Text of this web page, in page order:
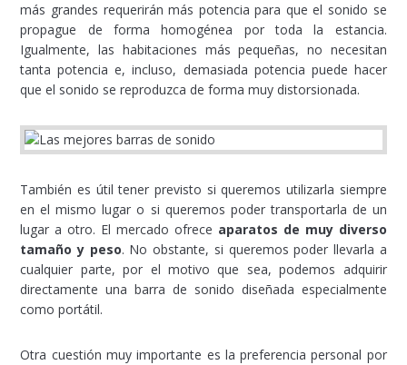
más grandes requerirán más potencia para que el sonido se
propague de forma homogénea por toda la estancia.
Igualmente, las habitaciones más pequeñas, no necesitan
tanta potencia e, incluso, demasiada potencia puede hacer
que el sonido se reproduzca de forma muy distorsionada.
También es útil tener previsto si queremos utilizarla siempre
en el mismo lugar o si queremos poder transportarla de un
lugar a otro. El mercado ofrece aparatos de muy diverso
tamaño y peso. No obstante, si queremos poder llevarla a
cualquier parte, por el motivo que sea, podemos adquirir
directamente una barra de sonido diseñada especialmente
como portátil.
Otra cuestión muy importante es la preferencia personal por